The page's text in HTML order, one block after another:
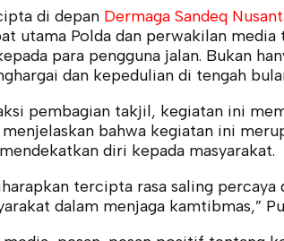
di depan Dermaga Sandeq
utama Polda dan perwakilan
para pengguna jalan. Bukan
dan kepedulian di tengah
pembagian takjil, kegiatan ini
menjelaskan bahwa kegiatan ini
diri kepada masyarakat.
tercipta rasa saling percaya
dalam menjaga kamtibmas,”